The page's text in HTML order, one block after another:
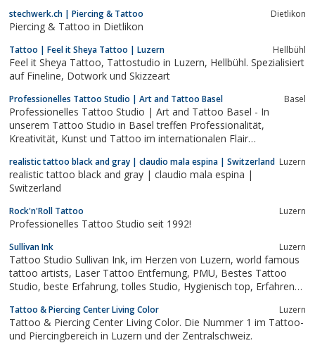
Zeichnungen bis hin zur perfekten Umsetzung bekommst Du hier
alles aus einer...
stechwerk.ch | Piercing & Tattoo Dietlikon
Piercing & Tattoo in Dietlikon
Tattoo | Feel it Sheya Tattoo | Luzern Hellbühl
Feel it Sheya Tattoo, Tattostudio in Luzern, Hellbühl. Spezialisiert
auf Fineline, Dotwork und Skizzeart
Professionelles Tattoo Studio | Art and Tattoo Basel Basel
Professionelles Tattoo Studio | Art and Tattoo Basel - In
unserem Tattoo Studio in Basel treffen Professionalität,
Kreativität, Kunst und Tattoo im internationalen Flair
realistic tattoo black and gray | claudio mala espina | Switzerland Luzern
realistic tattoo black and gray | claudio mala espina |
Switzerland
Rock'n'Roll Tattoo Luzern
Professionelles Tattoo Studio seit 1992!
Sullivan Ink Luzern
Tattoo Studio Sullivan Ink, im Herzen von Luzern, world famous
tattoo artists, Laser Tattoo Entfernung, PMU, Bestes Tattoo
Studio, beste Erfahrung, tolles Studio, Hygienisch top, Erfahrene
Tattoo & Piercing Center Living Color Luzern
Tattoo & Piercing Center Living Color. Die Nummer 1 im Tattoo-
und Piercingbereich in Luzern und der Zentralschweiz.